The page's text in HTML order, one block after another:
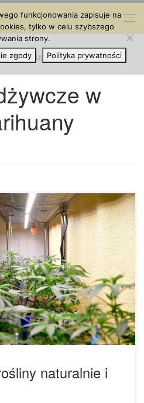
w uprawie marihuany
w
uprawiać rośliny naturalnie i
to przyszłość
Łączy precyzję technologii z
uzyskać zdrowe, bogate w
użycia pestycydów. W
metod, uprawa hydroponiczna
roślin zanurzone są w […]
naturalnie i
funkcjonowania zapisuje na
tylko w celu szybszego
strony.
zgody Polityka prywatności